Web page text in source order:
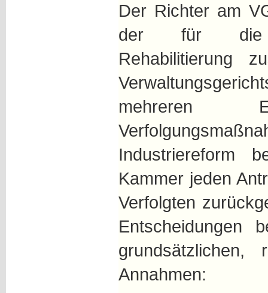
Der Richter am
der für die
Rehabilitierung
mehreren
Industriereform
Kammer jeden
Verfolgten
Entscheidungen
grundsätzlichen,
Annahmen: